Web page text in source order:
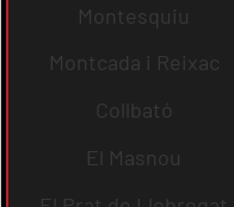
Montesquiu
Montcada i Reixac
Collbató
El Masnou